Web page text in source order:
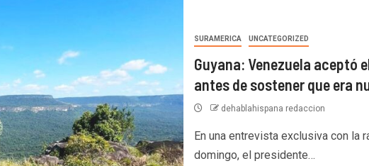
SURAMERICA UNCATEGORIZED
Guyana: Venezuela aceptó
antes de sostener que era
dehablahispana redaccion
En una entrevista exclusiva con la
domingo, el presidente…